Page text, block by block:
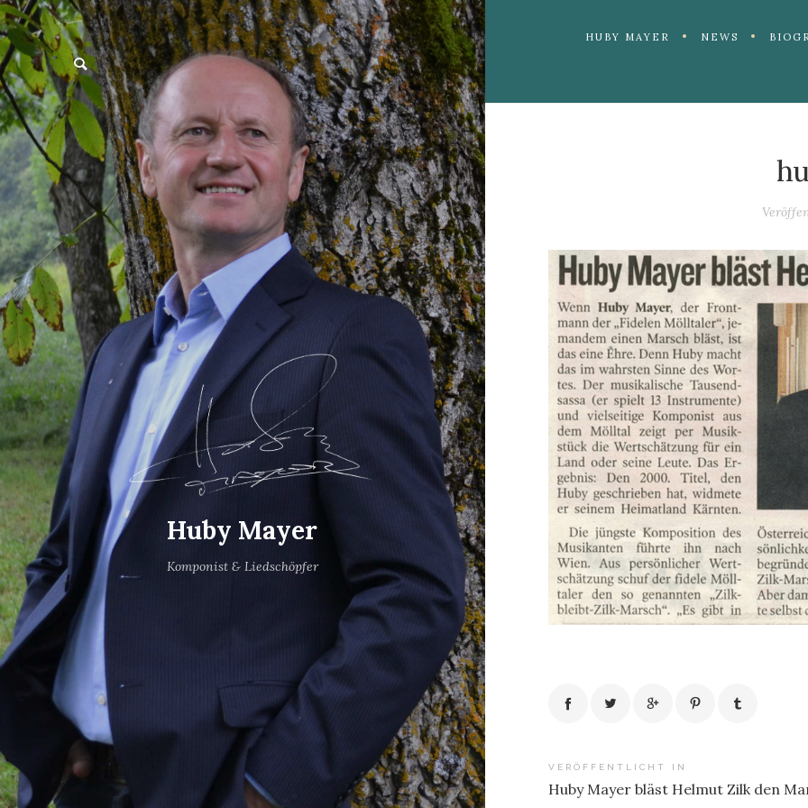
postpass2
Huby Mayer
Komponist & Liedschöpfer
HUBY MAYER NEWS
Beitragsnavigation
VERÖFFENTLICHT IN
Huby Mayer bläst Helmut Zilk den